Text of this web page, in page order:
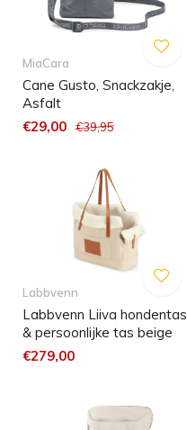
MiaCara
Cane Gusto, Snackzakje,
Asfalt
€29,00
€39,95
Labbvenn
Labbvenn Liiva hondentas
& persoonlijke tas beige
€279,00